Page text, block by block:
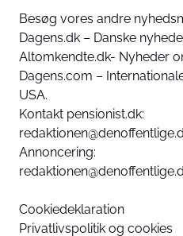
Besøg vores andre
Dagens.dk – Danske
Altomkendte.dk- Nyheder
Dagens.com –
USA.
Kontakt pensionist.dk:
Annoncering:
Cookiedeklaration
Privatlivspolitik og cookies